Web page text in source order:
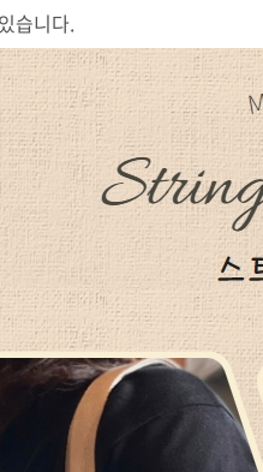
습니다.